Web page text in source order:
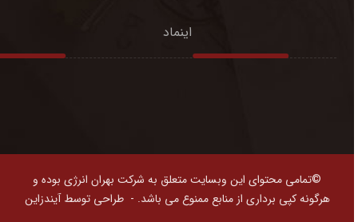
اینماد
©تمامی محتوای این وبسایت متعلق به شرکت بهران انرژی بوده و
هرگونه کپی برداری از منابع ممنوع می باشد. -طراحی توسط آیندزاین